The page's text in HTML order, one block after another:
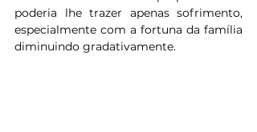
poderia lhe trazer apenas sofrimento,
especialmente com a fortuna da família
diminuindo gradativamente.